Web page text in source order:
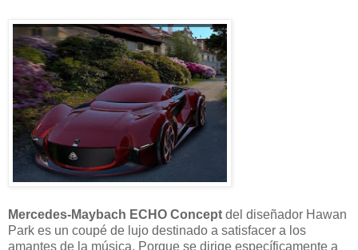
Mercedes-Maybach ECHO Concept del diseñador Hawan
Park es un coupé de lujo destinado a satisfacer a los
amantes de la música. Porque se dirige específicamente a